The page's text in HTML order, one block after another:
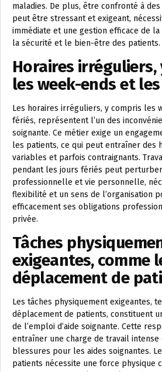
maladies. De plus, être confronté à
peut être stressant et exigeant,
immédiate et une gestion efficace de
la sécurité et le bien-être des patients.
Horaires irréguliers,
les week-ends et
Les horaires irréguliers, y compris les
fériés, représentent l’un des
soignante. Ce métier exige un
les patients, ce qui peut entraîner des
variables et parfois contraignants.
pendant les jours fériés peut
professionnelle et vie personnelle,
flexibilité et un sens de l’organisation
efficacement ses obligations
privée.
Tâches
exigeantes, comme
déplacement de
Les tâches physiquement exigeantes,
déplacement de patients, constituent
de l’emploi d’aide soignante. Cette
entraîner une charge de travail intense
blessures pour les aides soignantes.
patients nécessite une force physique